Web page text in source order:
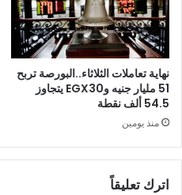
نهاية تعاملات الثلاثاء..البورصة تربح
51 مليار جنيه وEGX30 يتجاوز
54.5 ألف نقطة
منذ يومين
اترك تعليقاً